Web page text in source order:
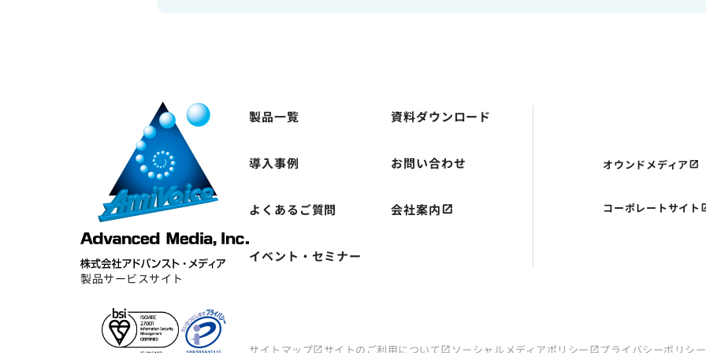
製品サービスサイト
製品一覧
導入事例
よくあるご質問
イベント・セミナー
資料ダウンロード
お問い合わせ
会社案内
オウンドメディア
コーポレートサイト
サイトマップ サイトのご利用について ソーシャルメディアポリシー プライバシーポリシー